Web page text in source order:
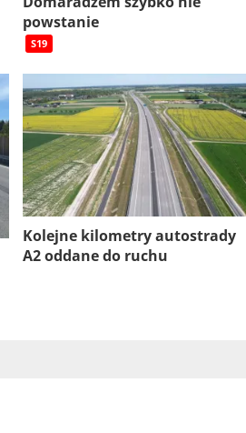
powstanie
S19
Kolejne kilometry autostrady
A2 oddane do ruchu